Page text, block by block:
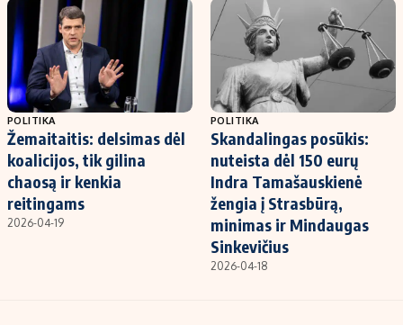
POLITIKA
Žemaitaitis: delsimas dėl
koalicijos, tik gilina
chaosą ir kenkia
reitingams
2026-04-19
POLITIKA
Skandalingas posūkis:
nuteista dėl 150 eurų
Indra Tamašauskienė
žengia į Strasbūrą,
minimas ir Mindaugas
Sinkevičius
2026-04-18